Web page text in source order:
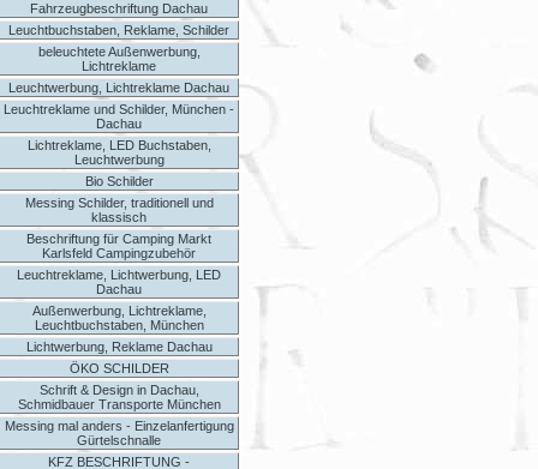
Fahrzeugbeschriftung Dachau
Leuchtbuchstaben, Reklame, Schilder
beleuchtete Außenwerbung,
Lichtreklame
Leuchtwerbung, Lichtreklame Dachau
Leuchtreklame und Schilder, München -
Dachau
Lichtreklame, LED Buchstaben,
Leuchtwerbung
Bio Schilder
Messing Schilder, traditionell und
klassisch
Beschriftung für Camping Markt
Karlsfeld Campingzubehör
Leuchtreklame, Lichtwerbung, LED
Dachau
Außenwerbung, Lichtreklame,
Leuchtbuchstaben, München
Lichtwerbung, Reklame Dachau
ÖKO SCHILDER
Schrift & Design in Dachau,
Schmidbauer Transporte München
Messing mal anders - Einzelanfertigung
Gürtelschnalle
KFZ BESCHRIFTUNG -